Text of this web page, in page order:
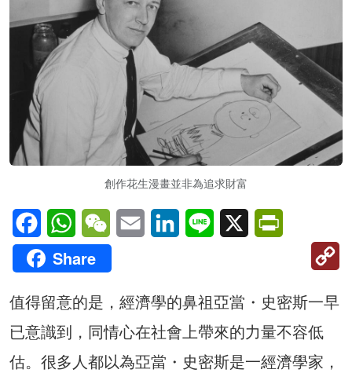
創作花生漫畫並非為追求財富
FacebookWhatsAppWeChatEmail LinkedInLine X
Share
值得留意的是，經濟學的鼻祖亞當・史密斯一早
已意識到，同情心在社會上帶來的力量不容低
估。很多人都以為亞當・史密斯是一經濟學家，